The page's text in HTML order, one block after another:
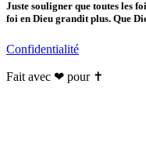
Juste souligner que toutes les
foi en Dieu grandit plus. Que
Confidentialité
Fait avec ❤ pour ✝️️